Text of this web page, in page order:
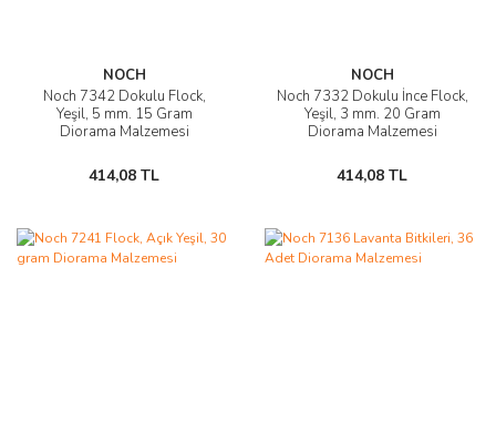
NOCH
Noch 7342 Dokulu Flock,
Yeşil, 5 mm. 15 Gram
Diorama Malzemesi
414,08 TL
NOCH
Noch 7332 Dokulu İnce Flock,
Yeşil, 3 mm. 20 Gram
Diorama Malzemesi
414,08 TL